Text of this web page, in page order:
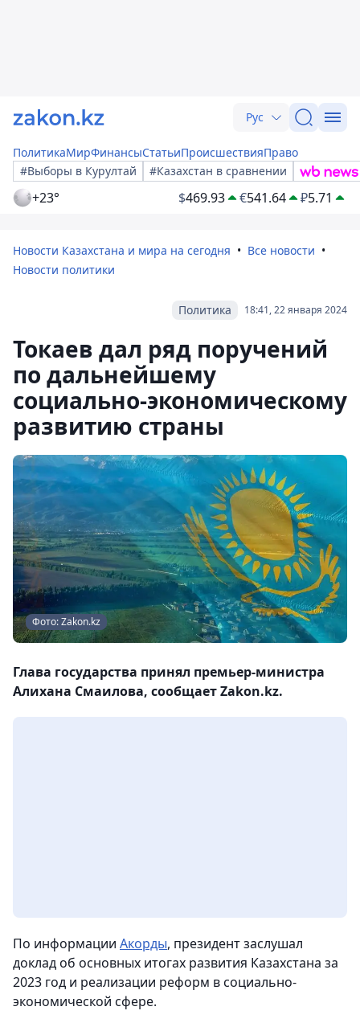
Рус
ПолитикаМирФинансыСтатьиПроисшествияПраво
#Выборы в Курултай
#Казахстан в сравнении
+23° $469.93 €541.64 ₽5.71
Новости Казахстана и мира на сегодня
Все новости
Новости политики
18:41, 22 января 2024
Политика
Токаев дал ряд поручений
по дальнейшему
социально-экономическому
развитию страны
Фото: Zakon.kz
Глава государства принял премьер-министра
Алихана Смаилова, сообщает Zakon.kz.
По информации Акорды, президент заслушал
доклад об основных итогах развития Казахстана за
2023 год и реализации реформ в социально-
экономической сфере.